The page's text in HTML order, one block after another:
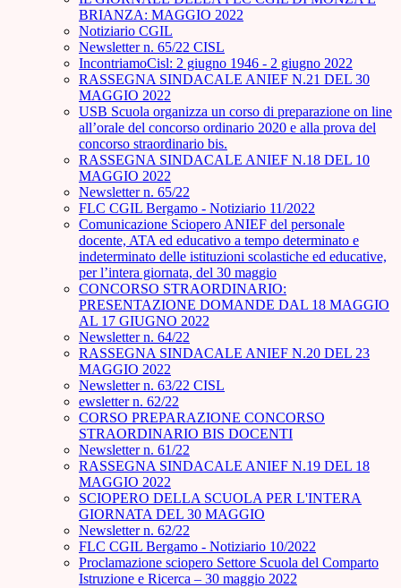
BRIANZA: MAGGIO 2022
Notiziario CGIL
Newsletter n. 65/22 CISL
IncontriamoCisl: 2 giugno 1946 - 2 giugno 2022
RASSEGNA SINDACALE ANIEF N.21 DEL 30
MAGGIO 2022
USB Scuola organizza un corso di preparazione on line
all’orale del concorso ordinario 2020 e alla prova del
concorso straordinario bis.
RASSEGNA SINDACALE ANIEF N.18 DEL 10
MAGGIO 2022
Newsletter n. 65/22
FLC CGIL Bergamo - Notiziario 11/2022
Comunicazione Sciopero ANIEF del personale
docente, ATA ed educativo a tempo determinato e
indeterminato delle istituzioni scolastiche ed educative,
per l’intera giornata, del 30 maggio
CONCORSO STRAORDINARIO:
PRESENTAZIONE DOMANDE DAL 18 MAGGIO
AL 17 GIUGNO 2022
Newsletter n. 64/22
RASSEGNA SINDACALE ANIEF N.20 DEL 23
MAGGIO 2022
Newsletter n. 63/22 CISL
ewsletter n. 62/22
CORSO PREPARAZIONE CONCORSO
STRAORDINARIO BIS DOCENTI
Newsletter n. 61/22
RASSEGNA SINDACALE ANIEF N.19 DEL 18
MAGGIO 2022
SCIOPERO DELLA SCUOLA PER L'INTERA
GIORNATA DEL 30 MAGGIO
Newsletter n. 62/22
FLC CGIL Bergamo - Notiziario 10/2022
Proclamazione sciopero Settore Scuola del Comparto
Istruzione e Ricerca – 30 maggio 2022